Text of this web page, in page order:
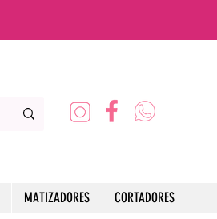
MATIZADORES CORTADORES